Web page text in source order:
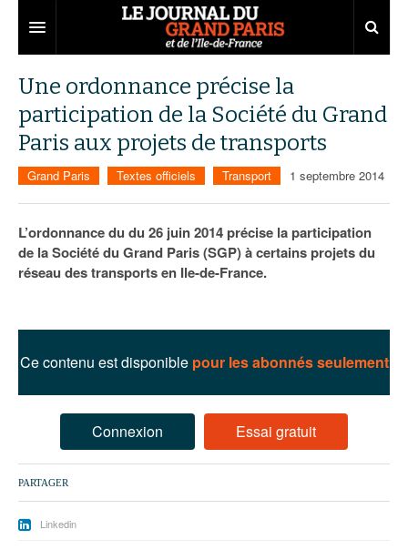
Territoires
Aménagement
Collectivités
Services urbains
Entreprises
Développement économique
Attractivité
Marchés publics
Départements
77
92
95
Nominations
Les Assises du Grand Paris
Lire les résumés
Une ordonnance précise la
participation de la Société du Grand
Paris aux projets de transports
Grand Paris Textes officiels Transport 1 septembre 2014
L’ordonnance du du 26 juin 2014 précise la participation
de la Société du Grand Paris (SGP) à certains projets du
réseau des transports en Ile-de-France.
Ce contenu est disponible pour les abonnés seulement
Connexion Essai gratuit
PARTAGER
Linkedin